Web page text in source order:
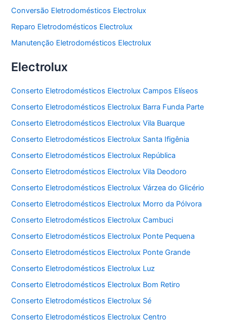
Conversão Eletrodomésticos Electrolux
Reparo Eletrodomésticos Electrolux
Manutenção Eletrodomésticos Electrolux
Electrolux
Conserto Eletrodomésticos Electrolux Campos Elíseos
Conserto Eletrodomésticos Electrolux Barra Funda Parte
Conserto Eletrodomésticos Electrolux Vila Buarque
Conserto Eletrodomésticos Electrolux Santa Ifigênia
Conserto Eletrodomésticos Electrolux República
Conserto Eletrodomésticos Electrolux Vila Deodoro
Conserto Eletrodomésticos Electrolux Várzea do Glicério
Conserto Eletrodomésticos Electrolux Morro da Pólvora
Conserto Eletrodomésticos Electrolux Cambuci
Conserto Eletrodomésticos Electrolux Ponte Pequena
Conserto Eletrodomésticos Electrolux Ponte Grande
Conserto Eletrodomésticos Electrolux Luz
Conserto Eletrodomésticos Electrolux Bom Retiro
Conserto Eletrodomésticos Electrolux Sé
Conserto Eletrodomésticos Electrolux Centro